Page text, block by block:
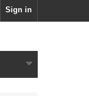
Sign in